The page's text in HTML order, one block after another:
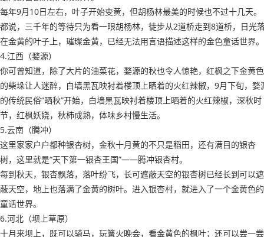
每年9月10日左右，叶子开始变黄，但胡杨林最美的时候也不过十几天。
都说，三千年的等待只为看一眼胡杨林，徒步从2道桥走到8道桥，日光
在金黄的叶子上，璀璨金黄，已经无法用言语描述这样的金色童话世界。
4.江西（婺源）
你可曾知道，除了大片的油菜花，婺源的秋也令人惊艳，红枫之下金黄色
的柴垛让人迷醉，白墙黑瓦映衬着楼顶上晒着的火红辣椒，9月下旬，婺
的传统民俗“晒秋”开始，白墙黑瓦映衬着楼顶上晒着的火红辣椒，深秋时
节，红枫妖娆，秋柿成熟，体味乡村慢生活。
5.云南（腾冲）
这里家家户户都种银杏树，金秋十月黄的不只是稻田，还有满目的银杏
树，这里就是“天下第一银杏王国”——腾冲银杏村。
每到秋天，银杏飘落，落叶纷飞，长可遮蔽天空的银杏树已经长到可以遮
蔽天空，地上也落满了金黄的树叶。进入银杏村，就进入了一个金黄色的
童话世界。
6.河北（坝上草原）
十月来坝上，既可以骑马，玩篝火晚会，看金黄色的枫叶；还可以尝一尝